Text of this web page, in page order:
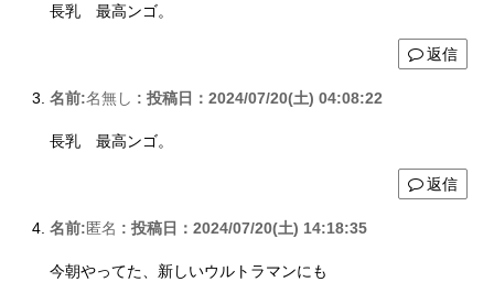
長乳 最高ンゴ。
返信
名前:名無し : 投稿日：2024/07/20(土) 04:08:22
長乳 最高ンゴ。
返信
名前:匿名 : 投稿日：2024/07/20(土) 14:18:35
今朝やってた、新しいウルトラマンにも